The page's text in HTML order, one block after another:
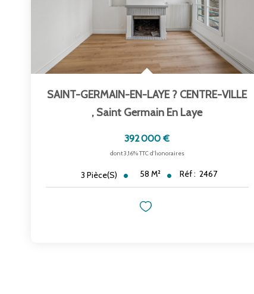
SAINT-GERMAIN-EN-LAYE ? CENTRE-VILLE
, Saint Germain En Laye
392 000 €
dont 3,16% TTC d'honoraires
3 Pièce(s) 58 M² Réf : 2467